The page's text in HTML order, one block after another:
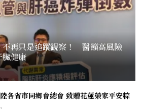
不再只是追蹤觀察！ 醫籲高風險
臟健康
各省市同鄉會總會 致贈花蓮榮家平安粽